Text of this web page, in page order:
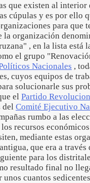
que existen al interior
cúpulas y es por ello
para que
la organización
, en la lista está
el grupo
Nacionales ,
cuyos equipos de
solucionarle sus
el Partido
del Comité Ejecutivo
rumbo a las
recursos
mediante estas
que era a través
para los
resultado final no
unos cuantos